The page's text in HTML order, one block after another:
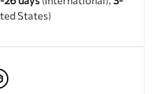
States).